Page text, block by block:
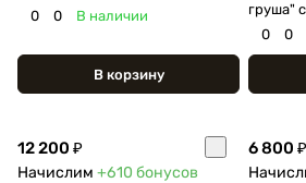
0
0 В наличии
В корзину
груша"
0
0
12 200 ₽
Начислим +610 бонусов
6 800 ₽